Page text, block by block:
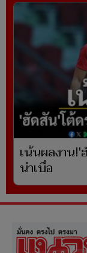
เน้นผลงาน!'
น่าเบื่อ